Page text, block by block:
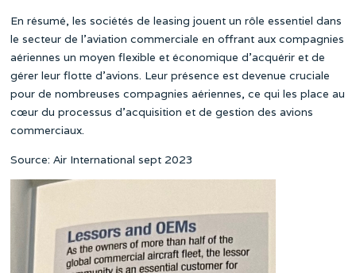
En résumé, les sociétés de leasing jouent un rôle essentiel dans
le secteur de l’aviation commerciale en offrant aux compagnies
aériennes un moyen flexible et économique d’acquérir et de
gérer leur flotte d’avions. Leur présence est devenue cruciale
pour de nombreuses compagnies aériennes, ce qui les place au
cœur du processus d’acquisition et de gestion des avions
commerciaux.
Source: Air International sept 2023